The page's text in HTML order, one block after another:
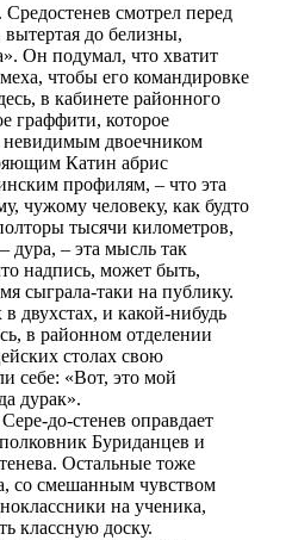
смотрел перед
до белизны,
Он подумал, что хватит
чтобы его командировке
в кабинете районного
граффити, которое
невидимым двоечником
Катин абрис
профилям, – что эта
чужому человеку, как будто
тысячи километров,
дура, – эта мысль так
надпись, может быть,
сыграла-таки на публику.
двухстах, и какой-нибудь
в районном отделении
столах свою
себе: «Вот, это мой
дурак».
до-стенев оправдает
Буриданцев и
Остальные тоже
со смешанным чувством
на ученика,
классную доску.